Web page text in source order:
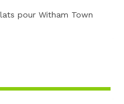
pour Witham Town